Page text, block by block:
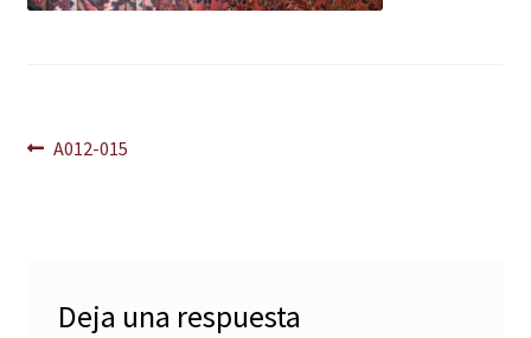
Navegación
Anterior:
A012-015
Deja una respuesta